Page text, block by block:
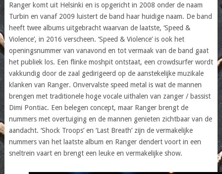
Ranger komt uit Helsinki en is opgericht in 2008 onder de naam
Turbin en vanaf 2009 luistert de band haar huidige naam. De band
heeft twee albums uitgebracht waarvan de laatste, ‘Speed &
Violence’, in 2016 verscheen. ‘Speed & Violence’ is ook het
openingsnummer van vanavond en tot vermaak van de band gaat
het publiek los. Een flinke moshpit ontstaat, een crowdsurfer wordt
vakkundig door de zaal gedirigeerd op de aanstekelijke muzikale
klanken van Ranger. Onvervalste speed metal is wat de mannen
brengen met traditionele hoge vocale uithalen van zanger / bassist
Dimi Pontiac. Een belegen concept, maar Ranger brengt de
nummers met overtuiging en de mannen genieten zichtbaar van de
aandacht. ‘Shock Troops’ en ‘Last Breath’ zijn de vermakelijke
nummers van het laatste album en Ranger dendert voort in een
sneltrein vaart en brengt een leuke en vermakelijke show.